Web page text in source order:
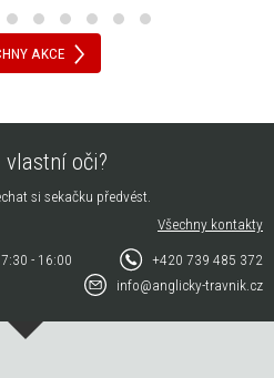
AKCE
vlastní oči?
si sekačku předvést.
Všechny kontakty
- 16:00
+420 739 485 372
info@anglicky-travnik.cz